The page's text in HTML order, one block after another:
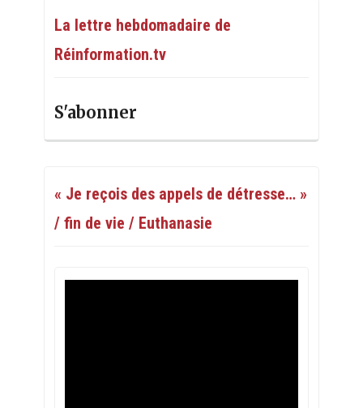
La lettre hebdomadaire de
Réinformation.tv
S'abonner
« Je reçois des appels de détresse… »
/ fin de vie / Euthanasie